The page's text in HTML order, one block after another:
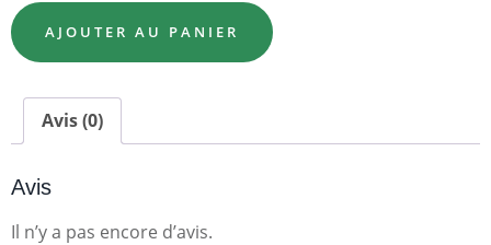
AJOUTER AU PANIER
Avis (0)
Avis
Il n’y a pas encore d’avis.